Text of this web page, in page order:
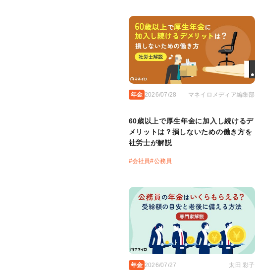
年金 2026/07/28 マネイロメディア編集部
60歳以上で厚生年金に加入し続けるデ
メリットは？損しないための働き方を
社労士が解説
#会社員#公務員
年金 2026/07/27 太田 彩子